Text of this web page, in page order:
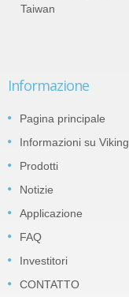
Taiwan
Informazione
Pagina principale
Informazioni su Viking
Prodotti
Notizie
Applicazione
FAQ
Investitori
CONTATTO